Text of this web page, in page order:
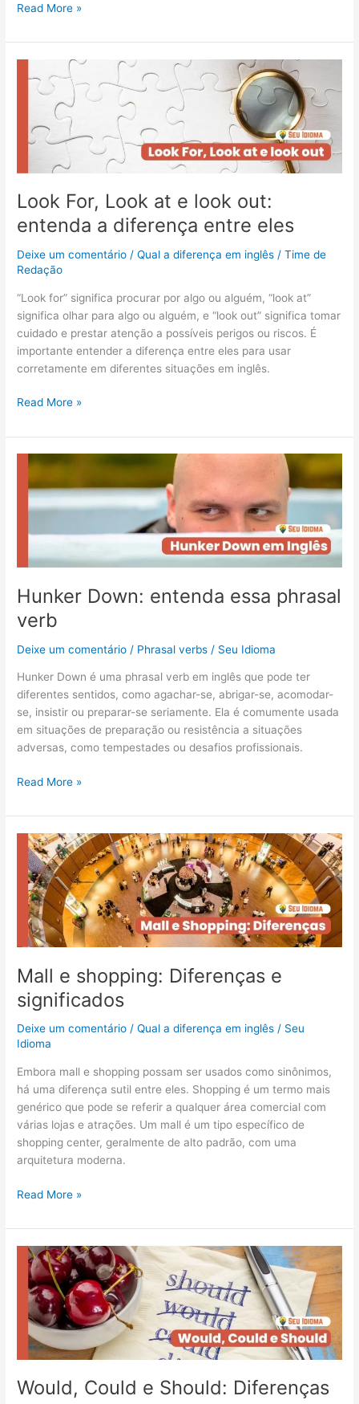
Read More »
Look For, Look at e look out:
entenda a diferença entre eles
Deixe um comentário /Qual a diferença em inglês /Time de
Redação
“Look for” significa procurar por algo ou alguém, “look at”
significa olhar para algo ou alguém, e “look out” significa tomar
cuidado e prestar atenção a possíveis perigos ou riscos. É
importante entender a diferença entre eles para usar
corretamente em diferentes situações em inglês.
out:
entenda
a
diferença
eles
Read More »
Hunker Down: entenda essa phrasal
verb
Deixe um comentário / Phrasal verbs / Seu Idioma
Hunker Down é uma phrasal verb em inglês que pode ter
diferentes sentidos, como agachar-se, abrigar-se, acomodar-
se, insistir ou preparar-se seriamente. Ela é comumente usada
em situações de preparação ou resistência a situações
adversas, como tempestades ou desafios profissionais.
Hunker
Down:
entenda
phrasal
Read More »
Mall e shopping: Diferenças e
significados
Deixe um comentário /Qual a diferença em inglês / Seu
Idioma
Embora mall e shopping possam ser usados como sinônimos,
há uma diferença sutil entre eles. Shopping é um termo mais
genérico que pode se referir a qualquer área comercial com
várias lojas e atrações. Um mall é um tipo específico de
shopping center, geralmente de alto padrão, com uma
arquitetura moderna.
Mall
shopping:
Diferenças
significados
Read More »
Would, Could e Should: Diferenças
Would,
Could
Should:
Diferenças
exemplos